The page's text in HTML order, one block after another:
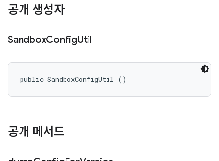
공개 생성자
SandboxConfigUtil
public SandboxConfigUtil ()
공개 메서드